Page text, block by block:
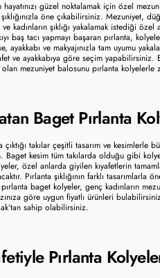
güzel noktalamak için özel
öne çıkabilirsiniz. Mezuniyet,
kadınların şıklığı yakalamak istediği
baş tacı yapmayı başaran pırlanta,
ayakkabı ve makyajınızla tam uyumu
ve ayakkabıya göre seçim yapabilirsiniz.
mezuniyet balosunu pırlanta kolyelerle
Baget Pırlanta
takılar çeşitli tasarım ve kesimlerle
Baget kesim tüm takılarda olduğu gibi
özel anlarda giyilen kıyafetlerin
Pırlanta şıklığının farklı
baget kolyeler, genç kadınların
göre uygun fiyatlı ürünleri
sahip olabilirsiniz.
Pırlanta